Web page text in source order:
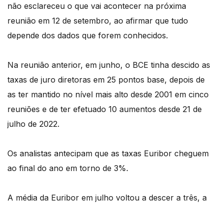
não esclareceu o que vai acontecer na próxima
reunião em 12 de setembro, ao afirmar que tudo
depende dos dados que forem conhecidos.
Na reunião anterior, em junho, o BCE tinha descido as
taxas de juro diretoras em 25 pontos base, depois de
as ter mantido no nível mais alto desde 2001 em cinco
reuniões e de ter efetuado 10 aumentos desde 21 de
julho de 2022.
Os analistas antecipam que as taxas Euribor cheguem
ao final do ano em torno de 3%.
A média da Euribor em julho voltou a descer a três, a